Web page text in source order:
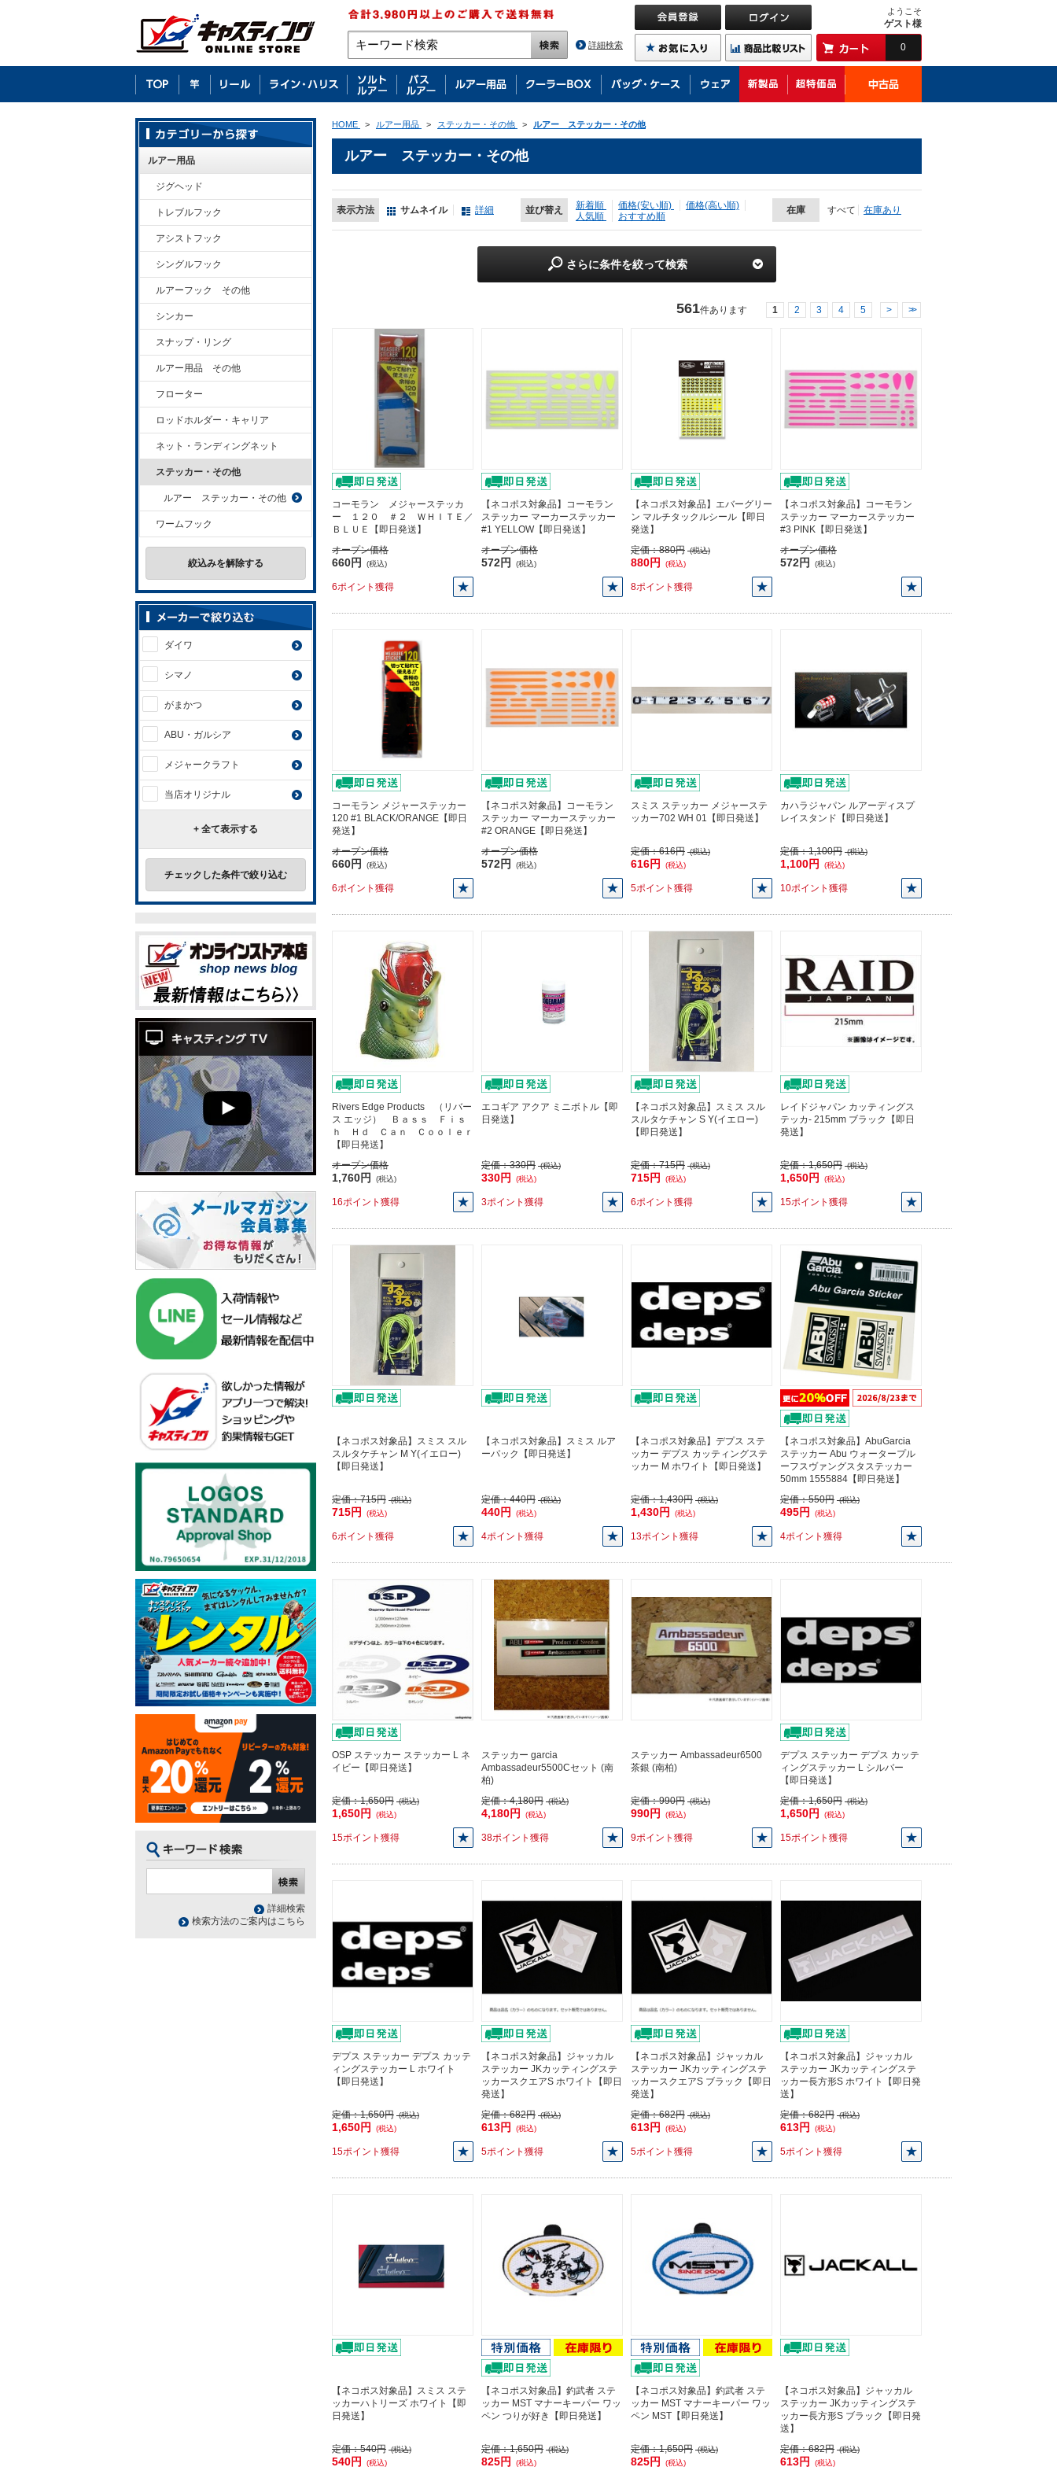
詳細検索
ようこそ
ゲスト様
0
HOME > ルアー用品 > ステッカー・その他 > ルアー ステッカー・その他
ルアー ステッカー・その他
表示方法 サムネイル 詳細 並び替え 新着順 価格(安い順)
価格(高い順)
人気順
おすすめ順
在庫 すべて 在庫あり
さらに条件を絞って検索
561件あります 1 2 3 4 5 > >>
コーモラン メジャーステッカ
ー １２０ ＃２ ＷＨＩＴＥ／
ＢＬＵＥ【即日発送】
オープン価格
660円 (税込)
6ポイント獲得
【ネコポス対象品】コーモラン
ステッカー マーカーステッカー
#1 YELLOW【即日発送】
オープン価格
572円 (税込)
【ネコポス対象品】エバーグリー
ン マルチタックルシール【即日
発送】
定価：880円 (税込)
880円 (税込)
8ポイント獲得
【ネコポス対象品】コーモラン
ステッカー マーカーステッカー
#3 PINK【即日発送】
オープン価格
572円 (税込)
コーモラン メジャーステッカー
120 #1 BLACK/ORANGE【即日
発送】
オープン価格
660円 (税込)
6ポイント獲得
【ネコポス対象品】コーモラン
ステッカー マーカーステッカー
#2 ORANGE【即日発送】
オープン価格
572円 (税込)
スミス ステッカー メジャーステ
ッカー702 WH 01【即日発送】
定価：616円 (税込)
616円 (税込)
5ポイント獲得
カハラジャパン ルアーディスプ
レイスタンド【即日発送】
定価：1,100円 (税込)
1,100円 (税込)
10ポイント獲得
Rivers Edge Products （リバー
ス エッジ） Ｂａｓｓ Ｆｉｓ
ｈ Ｈｄ Ｃａｎ Ｃｏｏｌｅｒ
【即日発送】
オープン価格
1,760円 (税込)
16ポイント獲得
エコギア アクア ミニボトル【即
日発送】
定価：330円 (税込)
330円 (税込)
3ポイント獲得
【ネコポス対象品】スミス スル
スルタケチャン S Y(イエロー)
【即日発送】
定価：715円 (税込)
715円 (税込)
6ポイント獲得
レイドジャパン カッティングス
テッカ- 215mm ブラック【即日
発送】
定価：1,650円 (税込)
1,650円 (税込)
15ポイント獲得
【ネコポス対象品】スミス スル
スルタケチャン M Y(イエロー)
【即日発送】
定価：715円 (税込)
715円 (税込)
6ポイント獲得
【ネコポス対象品】スミス ルア
ーパック【即日発送】
定価：440円 (税込)
440円 (税込)
4ポイント獲得
【ネコポス対象品】デプス ステ
ッカー デプス カッティングステ
ッカー M ホワイト【即日発送】
定価：1,430円 (税込)
1,430円 (税込)
13ポイント獲得
【ネコポス対象品】AbuGarcia
ステッカー Abu ウォータープル
ーフスヴァングスタステッカー
50mm 1555884【即日発送】
定価：550円 (税込)
495円 (税込)
4ポイント獲得
OSP ステッカー ステッカー L ネ
イビー【即日発送】
定価：1,650円 (税込)
1,650円 (税込)
15ポイント獲得
ステッカー garcia
Ambassadeur5500Cセット (南
柏)
定価：4,180円 (税込)
4,180円 (税込)
38ポイント獲得
ステッカー Ambassadeur6500
茶銀 (南柏)
定価：990円 (税込)
990円 (税込)
9ポイント獲得
デプス ステッカー デプス カッテ
ィングステッカー L シルバー
【即日発送】
定価：1,650円 (税込)
1,650円 (税込)
15ポイント獲得
デプス ステッカー デプス カッテ
ィングステッカー L ホワイト
【即日発送】
定価：1,650円 (税込)
1,650円 (税込)
15ポイント獲得
【ネコポス対象品】ジャッカル
ステッカー JKカッティングステ
ッカースクエアS ホワイト【即日
発送】
定価：682円 (税込)
613円 (税込)
5ポイント獲得
【ネコポス対象品】ジャッカル
ステッカー JKカッティングステ
ッカースクエアS ブラック【即日
発送】
定価：682円 (税込)
613円 (税込)
5ポイント獲得
【ネコポス対象品】ジャッカル
ステッカー JKカッティングステ
ッカー長方形S ホワイト【即日発
送】
定価：682円 (税込)
613円 (税込)
5ポイント獲得
【ネコポス対象品】スミス ステ
ッカーハトリーズ ホワイト【即
日発送】
定価：540円 (税込)
540円 (税込)
【ネコポス対象品】釣武者 ステ
ッカー MST マナーキーパー ワッ
ペン つりが好き【即日発送】
定価：1,650円 (税込)
825円 (税込)
【ネコポス対象品】釣武者 ステ
ッカー MST マナーキーパー ワッ
ペン MST【即日発送】
定価：1,650円 (税込)
825円 (税込)
【ネコポス対象品】ジャッカル
ステッカー JKカッティングステ
ッカー長方形S ブラック【即日発
送】
定価：682円 (税込)
613円 (税込)
ルアー用品
ジグヘッド
トレブルフック
アシストフック
シングルフック
ルアーフック その他
シンカー
スナップ・リング
ルアー用品 その他
フローター
ロッドホルダー・キャリア
ネット・ランディングネット
ステッカー・その他
ルアー ステッカー・その他
ワームフック
絞込みを解除する
ダイワ
シマノ
がまかつ
ABU・ガルシア
メジャークラフト
当店オリジナル
+ 全て表示する
チェックした条件で絞り込む
詳細検索
検索方法のご案内はこちら